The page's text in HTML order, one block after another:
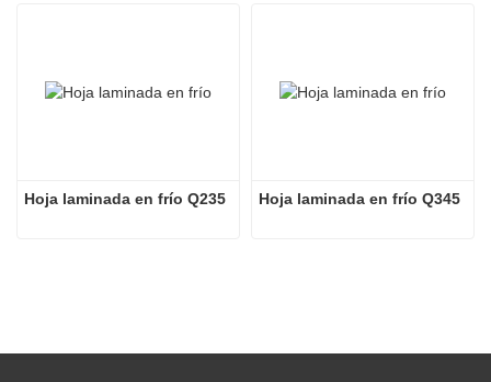
Hoja laminada en frío Q235 Hoja laminada en frío Q345